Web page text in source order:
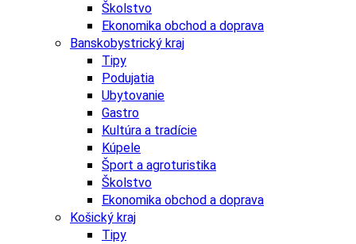
Školstvo
Ekonomika obchod a doprava
Banskobystrický kraj
Tipy
Podujatia
Ubytovanie
Gastro
Kultúra a tradície
Kúpele
Šport a agroturistika
Školstvo
Ekonomika obchod a doprava
Košický kraj
Tipy